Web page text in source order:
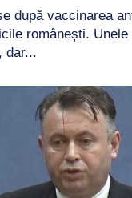
după vaccinarea
românești. Unele
dar...